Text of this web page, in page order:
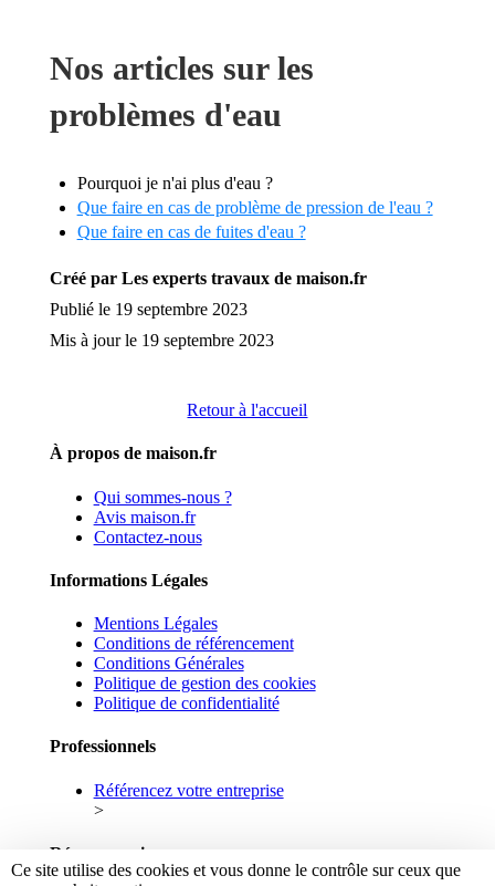
Nos articles sur les
problèmes d'eau
Pourquoi je n'ai plus d'eau ?
Que faire en cas de problème de pression de l'eau ?
Que faire en cas de fuites d'eau ?
Créé par Les experts travaux de maison.fr
Publié le 19 septembre 2023
Mis à jour le 19 septembre 2023
Retour à l'accueil
À propos de maison.fr
Qui sommes-nous ?
Avis maison.fr
Contactez-nous
Informations Légales
Mentions Légales
Conditions de référencement
Conditions Générales
Politique de gestion des cookies
Politique de confidentialité
Professionnels
Référencez votre entreprise
>
Réseaux sociaux
Ce site utilise des cookies et vous donne le contrôle sur ceux que